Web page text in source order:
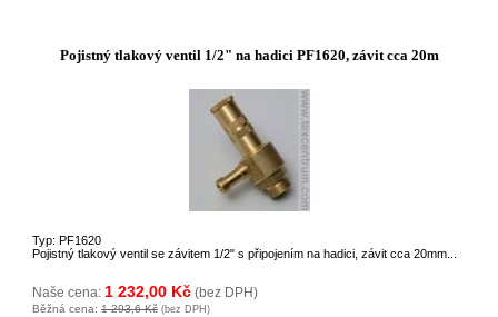
Pojistný tlakový ventil 1/2" na hadici PF1620, závit cca 20m
Typ: PF1620
Pojistný tlakový ventil se závitem 1/2" s připojením na hadici, závit cca 20mm...
Naše cena: 1 232,00 Kč (bez DPH)
Běžná cena: 1 293,6 Kč (bez DPH)